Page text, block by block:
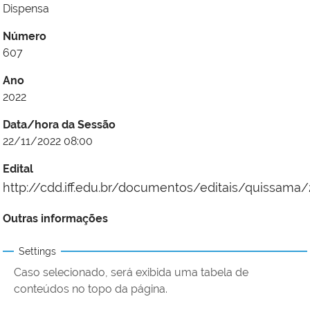
Dispensa
Número
607
Ano
2022
Data/hora da Sessão
22/11/2022 08:00
Edital
http://cdd.iff.edu.br/documentos/editais/
Outras informações
Settings
Caso selecionado, será exibida uma tabela de
conteúdos no topo da página.